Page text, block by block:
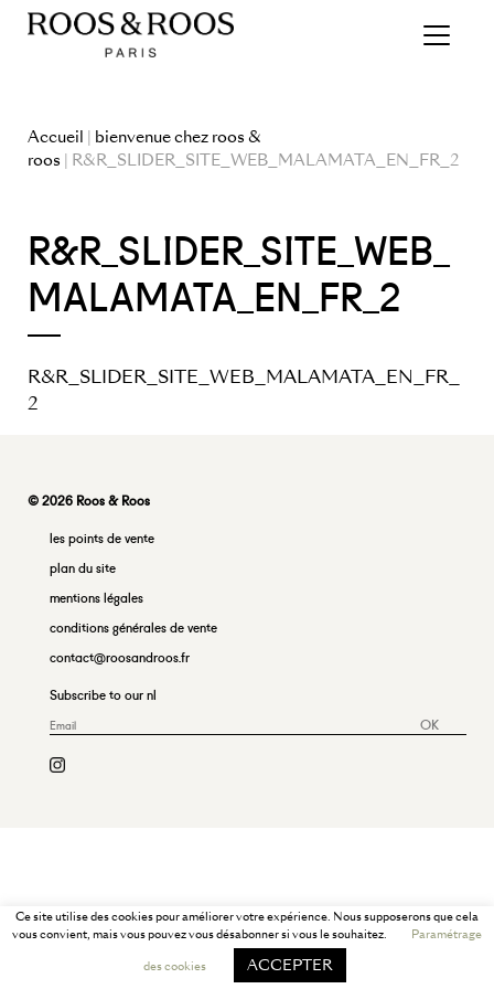
Accueil | bienvenue chez roos &
roos | R&R_SLIDER_SITE_WEB_MALAMATA_EN_FR_2
R&R_SLIDER_SITE_WEB_
MALAMATA_EN_FR_2
R&R_SLIDER_SITE_WEB_MALAMATA_EN_FR_
2
© 2026 Roos & Roos
les points de vente
plan du site
mentions légales
conditions générales de vente
contact@roosandroos.fr
Subscribe to our nl
OK
Ce site utilise des cookies pour améliorer votre expérience. Nous supposerons que cela
vous convient, mais vous pouvez vous désabonner si vous le souhaitez.
Paramétrage
des cookies
ACCEPTER